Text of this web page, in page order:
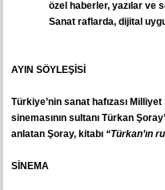
özel haberler, yazılar ve
Sanat raflarda, dijital
AYIN SÖYLEŞİSİ
Türkiye’nin sanat hafızası
sinemasının sultanı Türkan
anlatan Şoray, kitabı “Türkan’ın
SİNEMA